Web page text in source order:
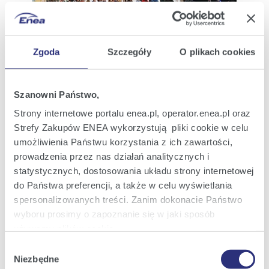
Zgoda Szczegóły O plikach cookies
Szanowni Państwo,
Strony internetowe portalu enea.pl, operator.enea.pl oraz
Strefy Zakupów ENEA wykorzystują pliki cookie w celu
umożliwienia Państwu korzystania z ich zawartości,
prowadzenia przez nas działań analitycznych i
statystycznych, dostosowania układu strony internetowej
do Państwa preferencji, a także w celu wyświetlania
spersonalizowanych treści. Zanim dokonacie Państwo
wyboru prosimy o zapoznanie się w jaki sposób
Szczegółowe informacje na ten temat znajdziecie
zgody
Niezbędne
Leszno świętuje niepodległość nowym patriotycznym
muralem (2).JPG
(JPG; 4,3 MB)